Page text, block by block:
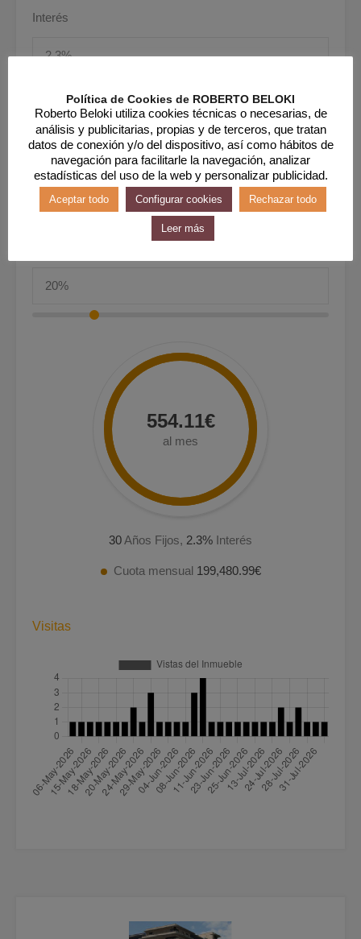
Interés
Precio
Entrada
554.11€
al mes
30Años Fijos, 2.3% Interés
Cuota mensual 199,480.99€
Visitas
Política de Cookies de ROBERTO BELOKI
Roberto Beloki utiliza cookies técnicas o necesarias, de
análisis y publicitarias, propias y de terceros, que tratan
datos de conexión y/o del dispositivo, así como hábitos de
navegación para facilitarle la navegación, analizar
estadísticas del uso de la web y personalizar publicidad.
Aceptar todo Configurar cookies Rechazar todo
Leer más